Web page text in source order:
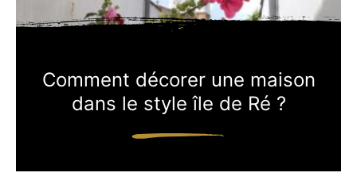
Comment décorer une maison
dans le style île de Ré ?